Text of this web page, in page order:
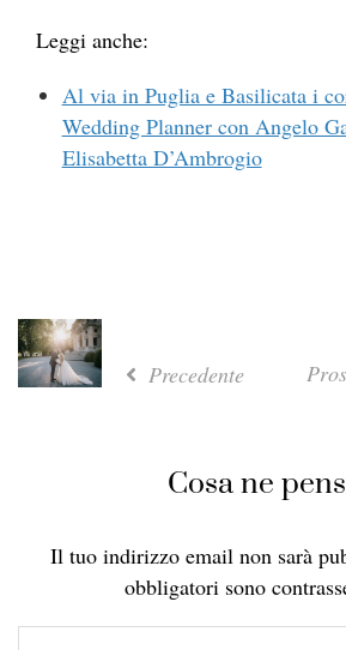
Leggi anche:
Al via in Puglia e Basilicata i
Wedding Planner con Angelo
Elisabetta D’Ambrogio
Precedente
Cosa ne
Il tuo indirizzo email non sarà
obbligatori sono